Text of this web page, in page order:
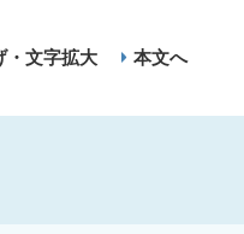
・文字拡大 本文へ